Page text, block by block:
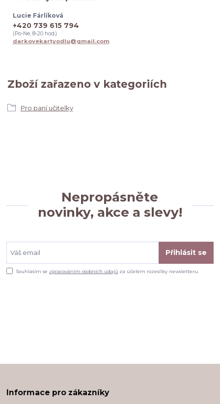
Zboží zařazeno v kategoriích
Pro paní učitelky
Lucie Fárlíková
+420 739 615 794
(Po-Ne, 8-20 hod.)
darkovekartyodlu@gmail.com
Nepropásněte
novinky, akce a slevy!
Přihlásit se
Souhlasím se zpracováním osobních údajů za účelem rozesílky newsletteru.
Informace pro zákazníky